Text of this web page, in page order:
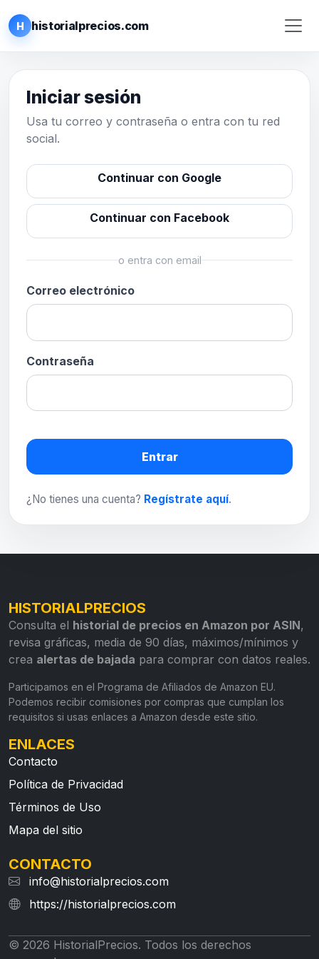
H historialprecios.com
Iniciar sesión
Usa tu correo y contraseña o entra con tu red
social.
Continuar con Google
Continuar con Facebook
o entra con email
Correo electrónico
Contraseña
Entrar
¿No tienes una cuenta? Regístrate aquí.
HISTORIALPRECIOS
Consulta el historial de precios en Amazon por ASIN,
revisa gráficas, media de 90 días, máximos/mínimos y
crea alertas de bajada para comprar con datos reales.
Participamos en el Programa de Afiliados de Amazon EU.
Podemos recibir comisiones por compras que cumplan los
requisitos si usas enlaces a Amazon desde este sitio.
ENLACES
Contacto
Política de Privacidad
Términos de Uso
Mapa del sitio
CONTACTO
info@historialprecios.com
https://historialprecios.com
© 2026 HistorialPrecios. Todos los derechos